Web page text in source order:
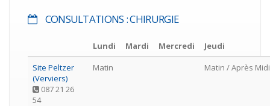
CONSULTATIONS : CHIRURGIE
Lundi Mardi Mercredi
Jeudi
Site Peltzer
(Verviers)
087 21 26
54
Matin Matin / Après Midi